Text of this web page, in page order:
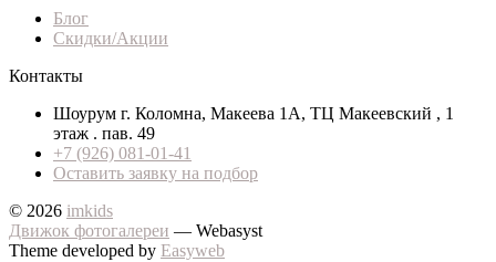
Блог
Скидки/Акции
Контакты
Шоурум г. Коломна, Макеева 1А, ТЦ Макеевский , 1
этаж . пав. 49
+7 (926) 081-01-41
Оставить заявку на подбор
© 2026 imkids
Движок фотогалереи — Webasyst
Theme developed by Easyweb